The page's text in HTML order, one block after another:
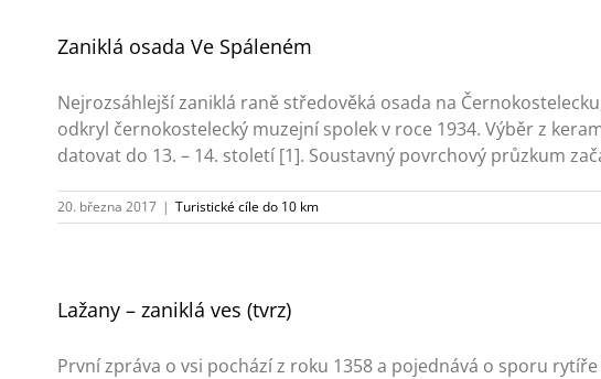
Zaniklá osada Ve Spáleném
Nejrozsáhlejší zaniklá raně středověká osada na
odkryl černokostelecký muzejní spolek v roce 1934. Výběr z
datovat do 13. – 14. století [1]. Soustavný povrchový průzkum
20. března 2017 | Turistické cíle do 10 km
Lažany – zaniklá ves (tvrz)
První zpráva o vsi pochází z roku 1358 a pojednává o sporu